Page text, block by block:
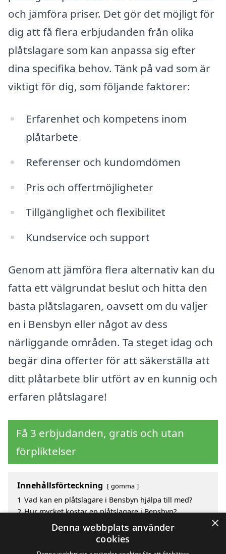
och jämföra priser. Det gör det möjligt för
dig att få flera erbjudanden från olika
plåtslagare som kan anpassa sig efter
dina specifika behov. Tänk på vad som är
viktigt för dig, som följande faktorer:
Erfarenhet och kompetens inom
plåtarbete
Referenser och kundomdömen
Pris och offertmöjligheter
Tillgänglighet och flexibilitet
Kundservice och support
Genom att jämföra flera alternativ kan du
fatta ett välgrundat beslut och hitta den
bästa plåtslagaren, oavsett om du väljer
en i Bensbyn eller något av dess
närliggande områden. Ta steget idag och
begär dina offerter för att säkerställa att
ditt plåtarbete blir utfört av en kunnig och
erfaren plåtslagare!
Få 3 erbjudanden, gratis och utan
förpliktelser
Innehållsförteckning gömma
1 Vad kan en plåtslagare i Bensbyn hjälpa till med?
2 Hur mycket kostar en plåtslagare i Bensbyn?
Fördelar med att välja plåtslagare i Bensbyn
Sök efter en skicklig plåtslagare i de omgivande
×
Denna webbplats använder
cookies